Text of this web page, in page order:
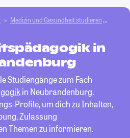
Medizin und Gesundheit studieren
in
Studiengänge zum Fach
in Neubrandenburg.
Profile, um dich zu Inhalten,
Zulassung
Themen zu informieren.